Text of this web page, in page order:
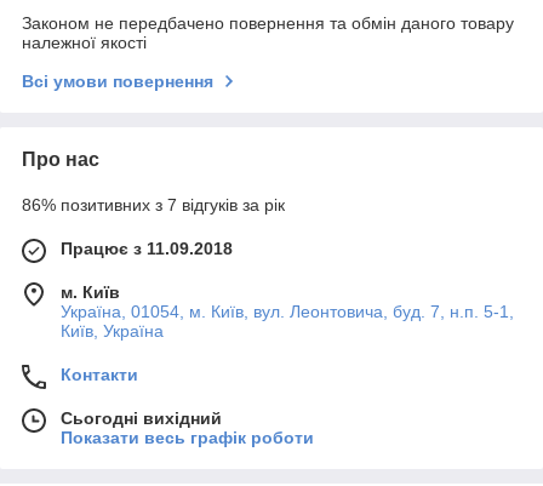
Законом не передбачено повернення та обмін даного товару
належної якості
Всі умови повернення
Про нас
86% позитивних з 7 відгуків за рік
Працює з 11.09.2018
м. Київ
Україна, 01054, м. Київ, вул. Леонтовича, буд. 7, н.п. 5-1,
Київ, Україна
Контакти
Сьогодні вихідний
Показати весь графік роботи